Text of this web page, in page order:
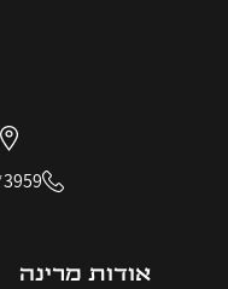
3959*
אודות מרינה